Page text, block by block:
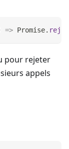
=> Promise.
pour rejeter
appels